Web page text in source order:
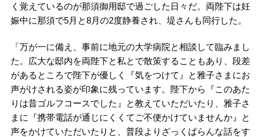
く覚えているのが那須御用邸で過ごした日々だ。両陛下は妊
娠中に那須で5月と8月の2度静養され、堤さんも同行した。
「万が一に備え、事前に地元の大学病院と相談して臨みまし
た。広大な邸内を両陛下と私とで散策することもあり、段差
があるところで陛下が優しく『気をつけて』と雅子さまにお
声がけされる姿が印象に残っています。陛下から『このあた
りは昔ゴルフコースでした』と教えていただいたり、雅子さ
まに『携帯電話が通じにくくてご不便かけていませんか』と
声をかけていただいたりと、普段よりざっくばらんな話をす